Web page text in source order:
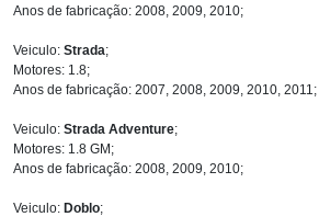
Anos de fabricação: 2008, 2009, 2010;
Veiculo: Strada;
Motores: 1.8;
Anos de fabricação: 2007, 2008, 2009, 2010, 2011;
Veiculo: Strada Adventure;
Motores: 1.8 GM;
Anos de fabricação: 2008, 2009, 2010;
Veiculo: Doblo;